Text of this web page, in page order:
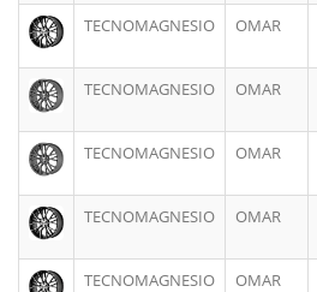
TECNOMAGNESIO OMAR
TECNOMAGNESIO OMAR
TECNOMAGNESIO OMAR
TECNOMAGNESIO OMAR
TECNOMAGNESIO OMAR